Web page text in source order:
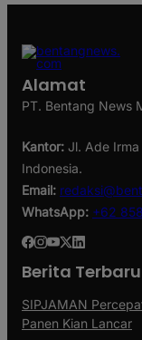
Alamat
PT. Bentang News
Kantor: Jl. Ade Irma
Indonesia.
Email:
WhatsApp: +62
Berita Terbaru
SIPJAMAN
Panen Kian Lancar